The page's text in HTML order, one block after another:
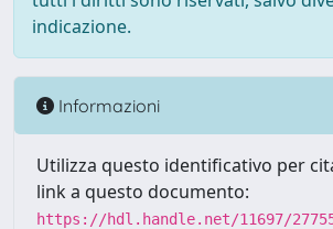
indicazione.
Informazioni
Utilizza questo identificativo per
link a questo documento:
https://hdl.handle.net/11697/